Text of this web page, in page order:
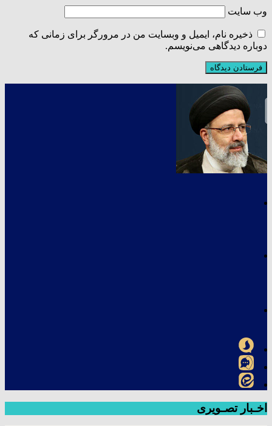
وب‌ سایت
ذخیره نام، ایمیل و وبسایت من در مرورگر برای زمانی که
دوباره دیدگاهی می‌نویسم.
اخـبار تصـویری